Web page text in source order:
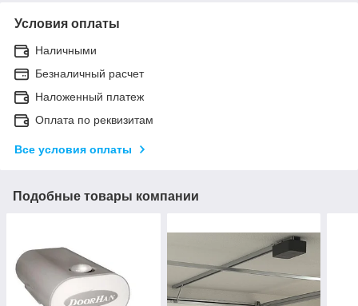
Условия оплаты
Наличными
Безналичный расчет
Наложенный платеж
Оплата по реквизитам
Все условия оплаты
Подобные товары компании